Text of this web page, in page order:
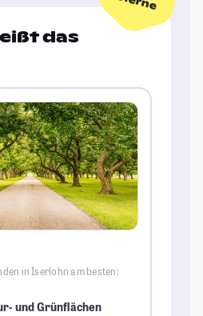
das
in Iserlohn am besten:
und Grünflächen